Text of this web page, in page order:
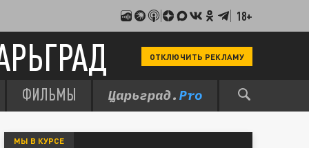
18+
ОТКЛЮЧИТЬ РЕКЛАМУ
ФИЛЬМЫ
МЫ В КУРСЕ